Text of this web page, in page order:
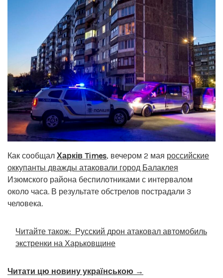
Как сообщал Харків Times, вечером 2 мая российские
оккупанты дважды атаковали город Балаклея
Изюмского района беспилотниками с интервалом
около часа. В результате обстрелов пострадали 3
человека.
Читайте також: Русский дрон атаковал автомобиль
экстренки на Харьковщине
Читати цю новину українською →